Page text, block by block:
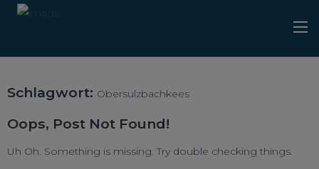
Schlagwort: Obersulzbachkees
Oops, Post Not Found!
Uh Oh. Something is missing. Try double checking things.